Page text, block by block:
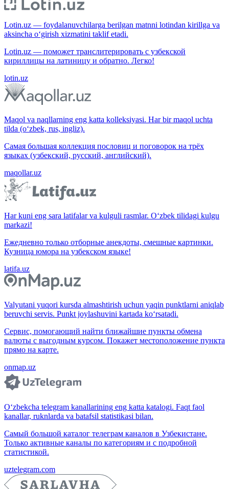
Lotin.uz — foydalanuvchilarga berilgan matnni lotindan kirillga va
aksincha o‘girish xizmatini taklif etadi.
Lotin.uz — поможет транслитерировать с узбекской
кириллицы на латиницу и обратно. Легко!
lotin.uz
Maqol va naqllarning eng katta kolleksiyasi. Har bir maqol uchta
tilda (o‘zbek, rus, ingliz).
Самая большая коллекция пословиц и поговорок на трёх
языках (узбекский, русский, английский).
maqollar.uz
Har kuni eng sara latifalar va kulguli rasmlar. O‘zbek tilidagi kulgu
markazi!
Ежедневно только отборные анекдоты, смешные картинки.
Кузница юмора на узбекском языке!
latifa.uz
Valyutani yuqori kursda almashtirish uchun yaqin punktlarni aniqlab
beruvchi servis. Punkt joylashuvini kartada ko‘rsatadi.
Сервис, помогающий найти ближайшие пункты обмена
валюты с выгодным курсом. Покажет местоположение пункта
прямо на карте.
onmap.uz
O‘zbekcha telegram kanallarining eng katta katalogi. Faqt faol
kanallar, ruknlarda va batafsil statistikasi bilan.
Самый большой каталог телеграм каналов в Узбекистане.
Только активные каналы по категориям и с подробной
статистикой.
uztelegram.com